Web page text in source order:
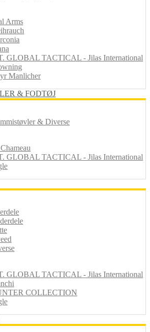
Arms
GLOBAL TACTICAL - Jilas International
Manlicher
& FODTØJ
& Diverse
GLOBAL TACTICAL - Jilas International
GLOBAL TACTICAL - Jilas International
COLLECTION